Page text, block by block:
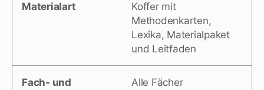
Materialart
Koffer mit
Methodenkarten,
Lexika, Materialpaket
und Leitfaden
Fach- und
Alle Fächer